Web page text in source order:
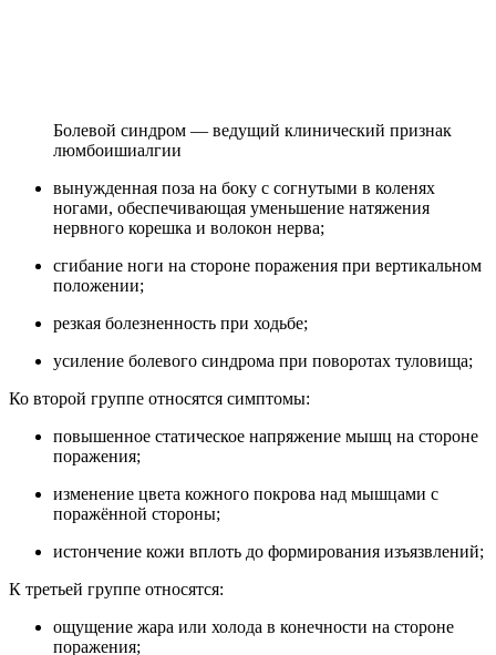
Болевой синдром — ведущий клинический признак
люмбоишиалгии
вынужденная поза на боку с согнутыми в коленях
ногами, обеспечивающая уменьшение натяжения
нервного корешка и волокон нерва;
сгибание ноги на стороне поражения при вертикальном
положении;
резкая болезненность при ходьбе;
усиление болевого синдрома при поворотах туловища;
Ко второй группе относятся симптомы:
повышенное статическое напряжение мышц на стороне
поражения;
изменение цвета кожного покрова над мышцами с
поражённой стороны;
истончение кожи вплоть до формирования изъязвлений;
К третьей группе относятся:
ощущение жара или холода в конечности на стороне
поражения;